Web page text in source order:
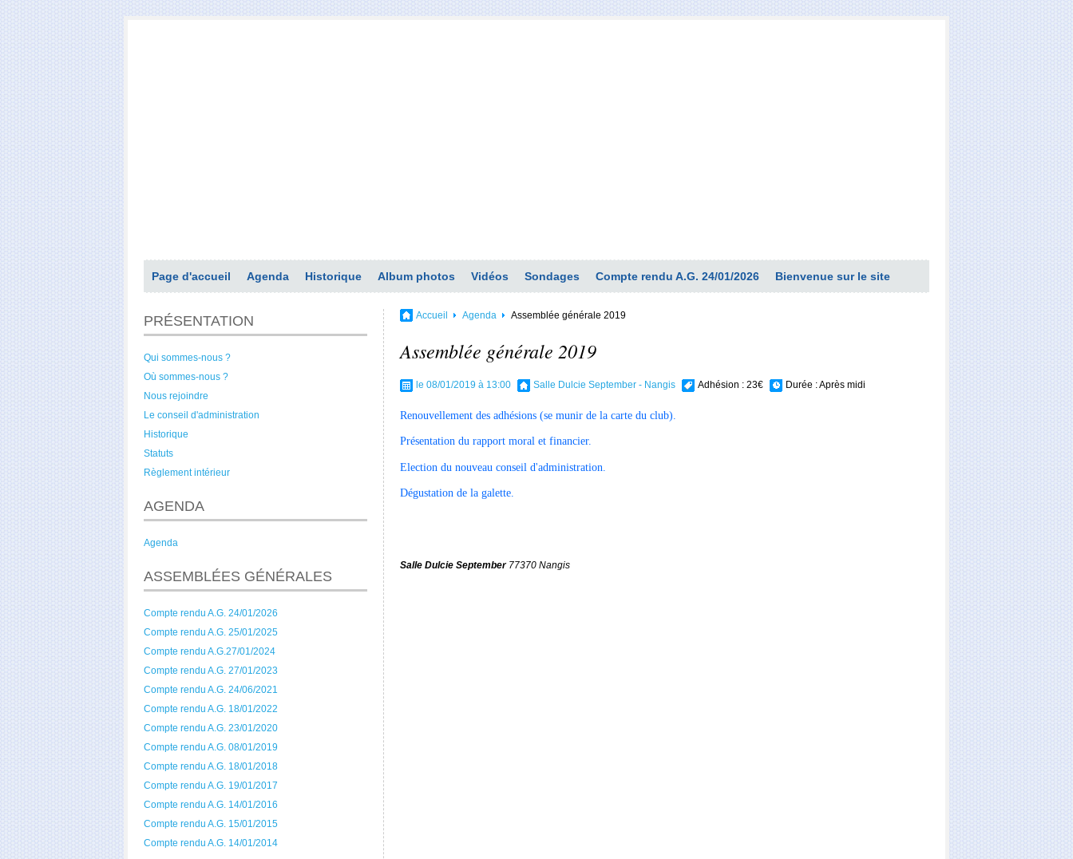
Page d'accueil Agenda Historique Album photos Vidéos Sondages Compte rendu A.G. 24/01/2026 Bienvenue sur le site
PRÉSENTATION
Qui sommes-nous ?
Où sommes-nous ?
Nous rejoindre
Le conseil d'administration
Historique
Statuts
Règlement intérieur
AGENDA
Agenda
ASSEMBLÉES GÉNÉRALES
Compte rendu A.G. 24/01/2026
Compte rendu A.G. 25/01/2025
Compte rendu A.G.27/01/2024
Compte rendu A.G. 27/01/2023
Compte rendu A.G. 24/06/2021
Compte rendu A.G. 18/01/2022
Compte rendu A.G. 23/01/2020
Compte rendu A.G. 08/01/2019
Compte rendu A.G. 18/01/2018
Compte rendu A.G. 19/01/2017
Compte rendu A.G. 14/01/2016
Compte rendu A.G. 15/01/2015
Compte rendu A.G. 14/01/2014
Accueil Agenda Assemblée générale 2019
Assemblée générale 2019
le 08/01/2019 à 13:00 Salle Dulcie September - Nangis Adhésion : 23€ Durée :Après midi
Renouvellement des adhésions (se munir de la carte du club).
Présentation du rapport moral et financier.
Election du nouveau conseil d'administration.
Dégustation de la galette.
Salle Dulcie September77370 Nangis